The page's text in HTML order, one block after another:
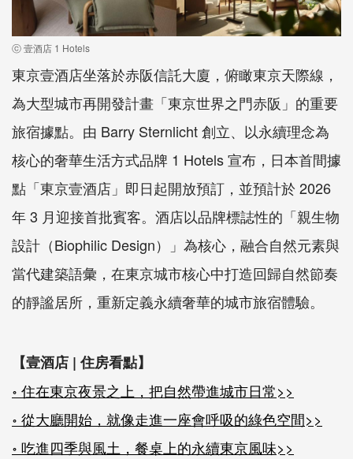
ⓒ 壹酒店 1 Hotels
東京壹酒店坐落於赤阪信託大廈，俯瞰東京天際線，
為大型城市再開發計畫「東京世界之門赤阪」的重要
旅宿據點。由 Barry Sternlicht 創立、以永續理念為
核心的奢華生活方式品牌 1 Hotels 宣布，日本首間據
點「東京壹酒店」即日起開放預訂，並預計於 2026
年 3 月迎接首批賓客。酒店以品牌標誌性的「親生物
設計（Biophilic Design）」為核心，融合自然元素與
當代建築語彙，在東京城市核心中打造回歸自然節奏
的靜謐居所，重新定義永續奢華的城市旅宿體驗。
【壹酒店 | 住房看點】
॰ 住在東京夜景之上，把自然帶進城市日常>>
॰ 從大廳開始，就像走進一座會呼吸的綠色空間>>
॰ 吃進四季與風土，餐桌上的永續東京風味>>